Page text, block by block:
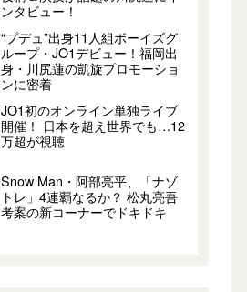
ンタビュー！
“プデュ”出身11人組ボーイズグ
ループ・JO1デビュー！福岡出
身・川尻蓮の凱旋プロモーショ
ンに密着
JO1初のオンライン単独ライブ
開催！ 日本を超え世界でも…12
万超が視聴
Snow Man・阿部亮平、「ナゾ
トレ」4連覇なるか？ 松丸亮吾
考案の新コーナーでドキドキ